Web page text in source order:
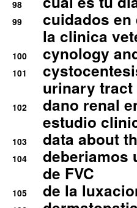
98
99
cuidados en
la clinica
100 cynology
101
urinary
102
dano renal
estudio
103 data about
104
deberiamos
de FVC
105 de la